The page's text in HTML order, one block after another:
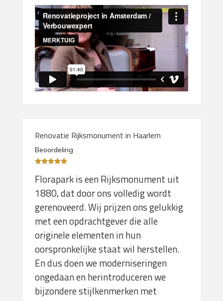
Renovatie Rijksmonument in Haarlem
Beoordeling
Florapark is een Rijksmonument uit
1880, dat door ons volledig wordt
gerenoveerd. Wij prijzen ons gelukkig
met een opdrachtgever die alle
originele elementen in hun
oorspronkelijke staat wil herstellen.
En dus doen we moderniseringen
ongedaan en herintroduceren we
bijzondere stijlkenmerken met